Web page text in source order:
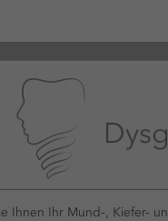
Ihnen Ihr Mund-, Kiefer-